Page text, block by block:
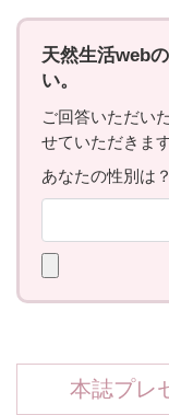
本誌プレ